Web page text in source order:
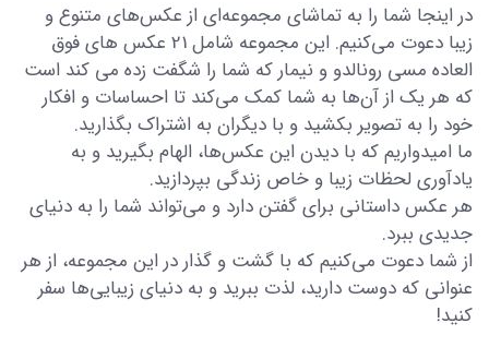
در اینجا شما را به تماشای مجموعه‌ای از عکس‌های متنوع و
زیبا دعوت می‌کنیم. این مجموعه شامل 21 عکس های فوق
العاده مسی رونالدو و نیمار که شما را شگفت زده می کند است
که هر یک از آن‌ها به شما کمک می‌کند تا احساسات و افکار
خود را به تصویر بکشید و با دیگران به اشتراک بگذارید.
ما امیدواریم که با دیدن این عکس‌ها، الهام بگیرید و به
یادآوری لحظات زیبا و خاص زندگی بپردازید.
هر عکس داستانی برای گفتن دارد و می‌تواند شما را به دنیای
جدیدی ببرد.
از شما دعوت می‌کنیم که با گشت و گذار در این مجموعه، از هر
عنوانی که دوست دارید، لذت ببرید و به دنیای زیبایی‌ها سفر
کنید!